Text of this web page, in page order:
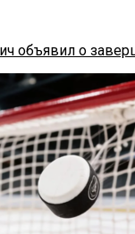
объявил о